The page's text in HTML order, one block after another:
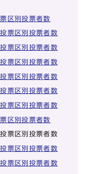
区別投票者数
票区別投票者数
票区別投票者数
票区別投票者数
票区別投票者数
票区別投票者数
票区別投票者数
区別投票者数
票区別投票者数
票区別投票者数
票区別投票者数